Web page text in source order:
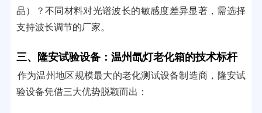
品）？不同材料对光谱波长的敏感度差异显著，需选择
支持波长调节的厂家。
三、隆安试验设备：温州氙灯老化箱的技术标杆
作为温州地区规模最大的老化测试设备制造商，隆安试
验设备凭借三大优势脱颖而出：